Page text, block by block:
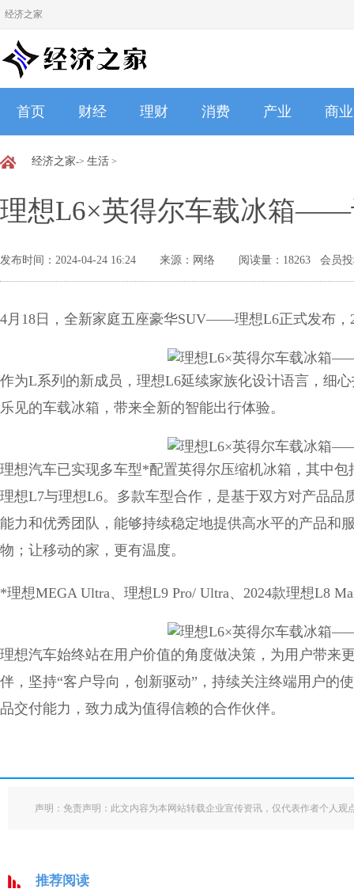
经济之家
首页 财经 理财 消费 产业 商业
经济之家-> 生活 >
理想L6×英得尔车载冰箱——
发布时间：2024-04-24 16:24 来源：网络 阅读量：18263 会员
4月18日，全新家庭五座豪华SUV——理想L6正式发布，
作为L系列的新成员，理想L6延续家族化设计语言，细
乐见的车载冰箱，带来全新的智能出行体验。
理想汽车已实现多车型*配置英得尔压缩机冰箱，其中
理想L7与理想L6。多款车型合作，是基于双方对产品
能力和优秀团队，能够持续稳定地提供高水平的产品和
物；让移动的家，更有温度。
*理想MEGA Ultra、理想L9 Pro/ Ultra、2024款理想L8
理想汽车始终站在用户价值的角度做决策，为用户带来
伴，坚持“客户导向，创新驱动”，持续关注终端用户的
品交付能力，致力成为值得信赖的合作伙伴。
声明：免责声明：此文内容为本网站转载企业宣传资讯，仅代表作者个人
推荐阅读